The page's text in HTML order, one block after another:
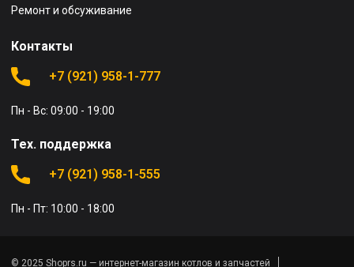
Ремонт и обсуживание
Контакты
+7 (921) 958-1-777
Пн - Вс: 09:00 - 19:00
Тех. поддержка
+7 (921) 958-1-555
Пн - Пт: 10:00 - 18:00
© 2025 Shoprs.ru — интернет-магазин котлов и запчастей